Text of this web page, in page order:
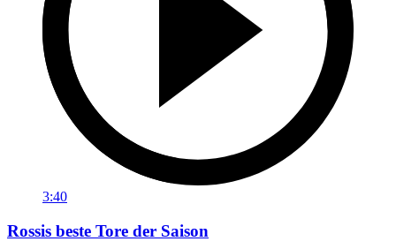
3:40
Rossis beste Tore der Saison